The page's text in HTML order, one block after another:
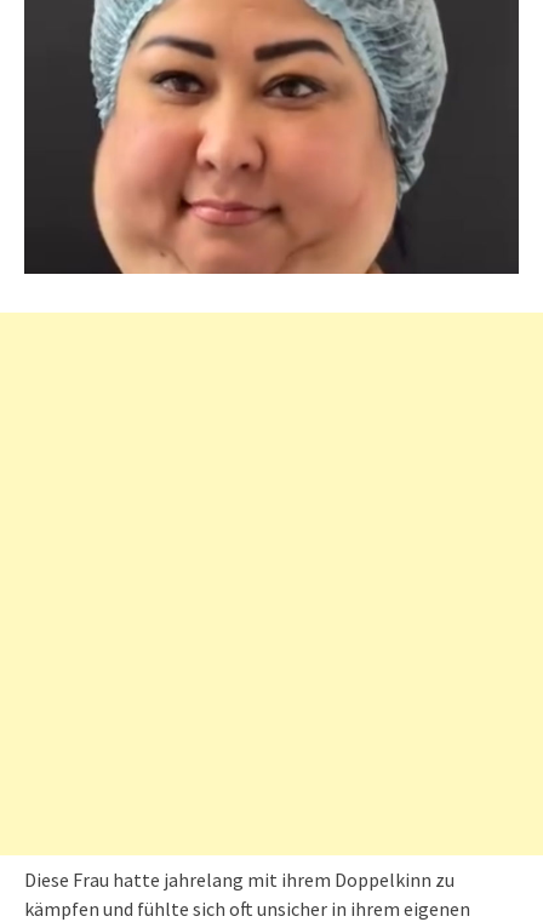
Diese Frau hatte jahrelang mit ihrem Doppelkinn zu
kämpfen und fühlte sich oft unsicher in ihrem eigenen